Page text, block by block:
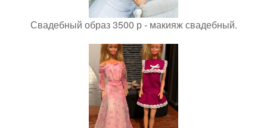
Свадебный образ 3500 р - макияж свадебный.